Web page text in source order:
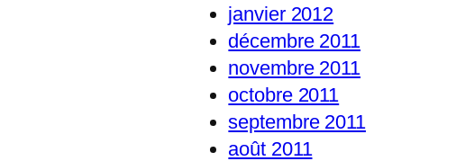
janvier 2012
décembre 2011
novembre 2011
octobre 2011
septembre 2011
août 2011